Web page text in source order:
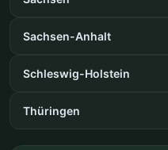
Sachsen-Anhalt
Schleswig-Holstein
Thüringen